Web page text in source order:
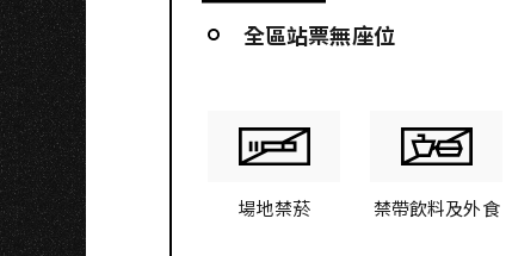
全區站票無座位
場地禁菸 禁帶飲料及外食